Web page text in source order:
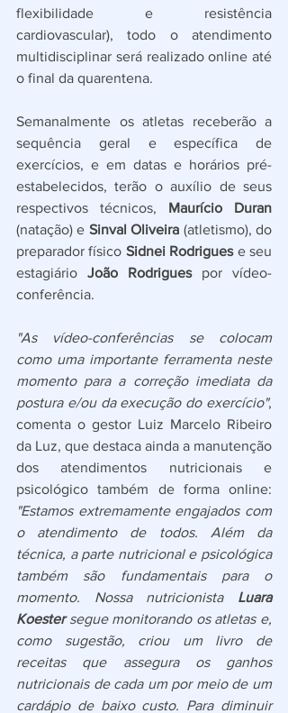
flexibilidade e resistência
cardiovascular), todo o atendimento
multidisciplinar será realizado online até
o final da quarentena.
Semanalmente os atletas receberão a
sequência geral e específica de
exercícios, e em datas e horários pré-
estabelecidos, terão o auxílio de seus
respectivos técnicos, Maurício Duran
(natação) e Sinval Oliveira (atletismo), do
preparador físico Sidnei Rodrigues e seu
estagiário João Rodrigues por vídeo-
conferência.
"As vídeo-conferências se colocam
como uma importante ferramenta neste
momento para a correção imediata da
postura e/ou da execução do exercício",
comenta o gestor Luiz Marcelo Ribeiro
da Luz, que destaca ainda a manutenção
dos atendimentos nutricionais e
"Estamos extremamente engajados com
o atendimento de todos. Além da
técnica, a parte nutricional e psicológica
também são fundamentais para o
momento. Nossa nutricionista Luara
Koester segue monitorando os atletas e,
como sugestão, criou um livro de
receitas que assegura os ganhos
nutricionais de cada um por meio de um
cardápio de baixo custo. Para diminuir